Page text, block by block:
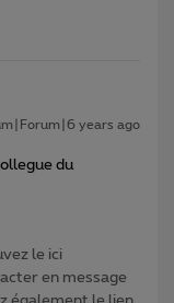
years ago
du
le ici
en message